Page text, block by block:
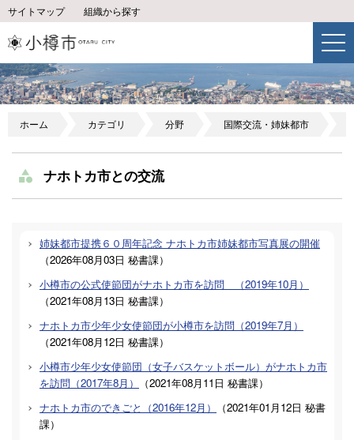
サイトマップ 組織から探す
ホーム カテゴリ 分野 国際交流・姉妹都市
ナホトカ市との交流
姉妹都市提携６０周年記念 ナホトカ市姉妹都市写真展の開催
（2026年08月03日 秘書課）
小樽市の公式使節団がナホトカ市を訪問 （2019年10月）
（2021年08月13日 秘書課）
ナホトカ市少年少女使節団が小樽市を訪問（2019年7月）
（2021年08月12日 秘書課）
小樽市少年少女使節団（女子バスケットボール）がナホトカ市
を訪問（2017年8月）
（2021年08月11日 秘書課）
ナホトカ市のできごと（2016年12月）
（2021年01月12日 秘書
課）